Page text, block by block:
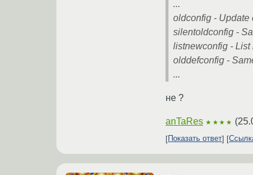
...
oldconfig - Update
silentoldconfig -
listnewconfig - List
olddefconfig -
...
не ?
anTaRes ★★★★ (
Показать ответ